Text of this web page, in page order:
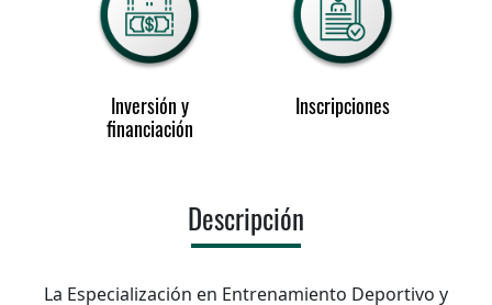
Inversión y
financiación
Inscripciones
Descripción
La Especialización en Entrenamiento Deportivo y